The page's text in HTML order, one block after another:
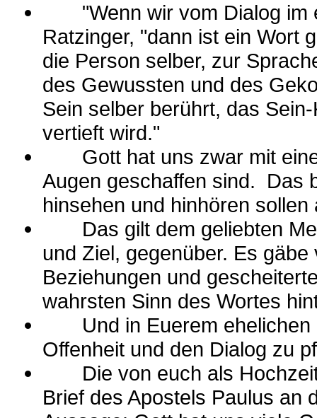
"Wenn wir vom Dialog im
Ratzinger, "dann ist ein Wort
die Person selber, zur
des Gewussten und des
Sein selber berührt, das
vertieft wird."
Gott hat uns zwar mit
Augen geschaffen sind. Das
hinsehen und hinhören sollen
Das gilt dem geliebten
und Ziel, gegenüber. Es
Beziehungen und
wahrsten Sinn des Wortes
Und in Euerem ehelichen
Offenheit und den Dialog zu
Die von euch als
Brief des Apostels Paulus an